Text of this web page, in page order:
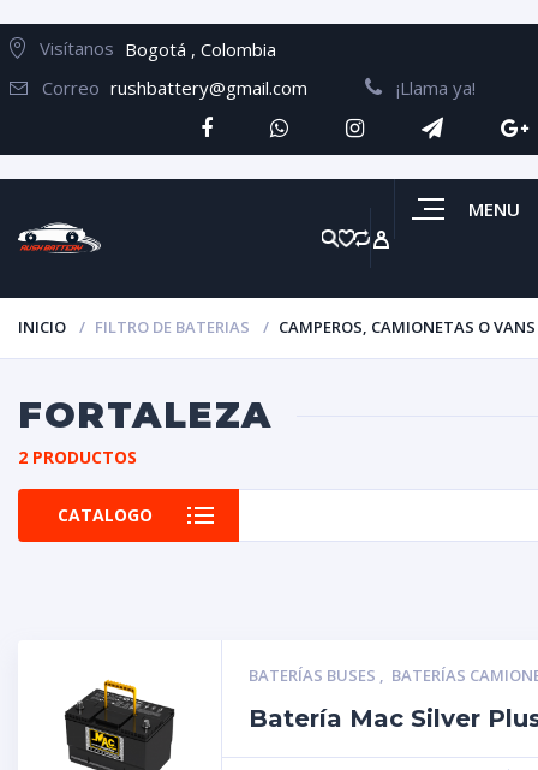
Visítanos Bogotá , Colombia
Correo rushbattery@gmail.com ¡Llama ya!
MENU
INICIO FILTRO DE BATERIAS CAMPEROS, CAMIONETAS O VANS
FORTALEZA
2 PRODUCTOS
CATALOGO
BATERÍAS BUSES , BATERÍAS
Batería Mac Silver